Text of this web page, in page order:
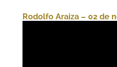
Rodolfo Araiza – 02 de